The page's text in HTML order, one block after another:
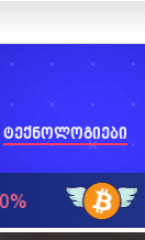
ტექნოლოგიები